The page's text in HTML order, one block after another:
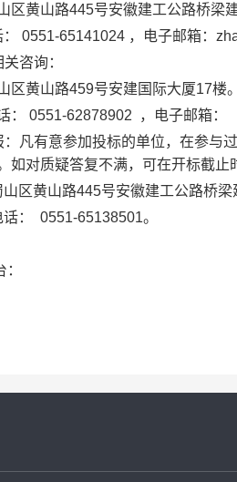
区黄山路445号安徽建工公路桥梁
0551-65141024 ， 电子邮箱：
咨询：
区黄山路459号安建国际大厦17楼
： 0551-62878902 ，
电子邮箱：
凡有意参加投标的单位，在参与
如对质疑答复不满，可在开标截
山区黄山路445号安徽建工公路桥
： 0551-65138501。